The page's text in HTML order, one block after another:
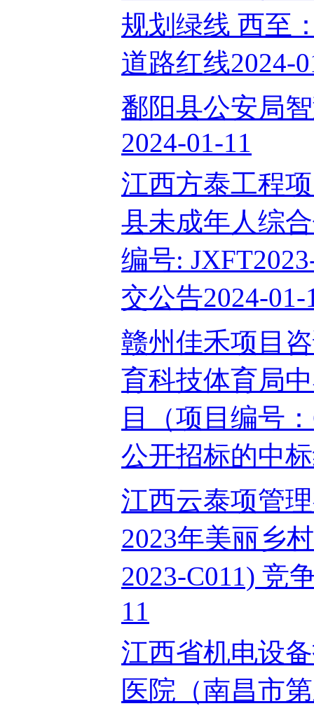
规划绿线 西至
道路红线2024-
鄱阳县公安局
2024-01-11
江西方泰工程
县未成年人综
编号:
交公告2024-01-
赣州佳禾项目
育科技体育局
目（项目编号
公开招标的中
江西云泰项管
2023年美丽乡
2023-C011) 竞
11
江西省机电设
医院（南昌市